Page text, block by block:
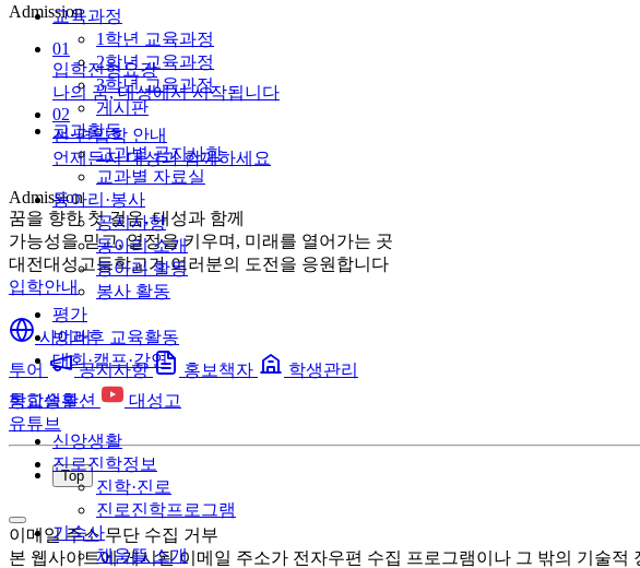
교육과정
1학년 교육과정
2학년 교육과정
3학년 교육과정
게시판
교과활동
교과별 공지사항
교과별 자료실
동아리·봉사
공지사항
동아리 소개
동아리 활동
봉사 활동
평가
방과후 교육활동
대회·캠프·강연
학교생활
신앙생활
진로진학정보
진학·진로
진로진학프로그램
기숙사
채움뜰 소개
Admission
01
입학전형요강
나의 꿈, 대성에서 시작됩니다
02
전·편입학 안내
언제든지 대성과 함께하세요
Admission
꿈을 향한 첫 걸음, 대성과 함께
가능성을 믿고, 열정을 키우며, 미래를 열어가는 곳
대전대성고등학교가 여러분의 도전을 응원합니다
입학안내
사이버
투어
공지사항 홍보책자
학생관리
통합솔루션
대성고
유튜브
Top
이메일 주소 무단 수집 거부
본 웹사이트에 게시된 이메일 주소가 전자우편 수집 프로그램이나 그 밖의 기술